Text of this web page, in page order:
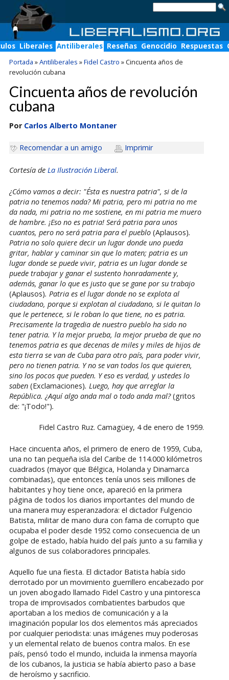
Liberales Antiliberales Reseñas Genocidio Respuestas
Portada »Antiliberales »Fidel Castro »Cincuenta años de
revolución cubana
Cincuenta años de revolución
cubana
Por Carlos Alberto Montaner
Recomendar a un amigo Imprimir
Cortesía de La Ilustración Liberal.
¿Cómo vamos a decir: "Ésta es nuestra patria", si de la
patria no tenemos nada? Mi patria, pero mi patria no me
da nada, mi patria no me sostiene, en mi patria me muero
de hambre. ¡Eso no es patria! Será patria para unos
cuantos, pero no será patria para el pueblo (Aplausos).
Patria no solo quiere decir un lugar donde uno pueda
gritar, hablar y caminar sin que lo maten; patria es un
lugar donde se puede vivir, patria es un lugar donde se
puede trabajar y ganar el sustento honradamente y,
además, ganar lo que es justo que se gane por su trabajo
(Aplausos). Patria es el lugar donde no se explota al
ciudadano, porque si explotan al ciudadano, si le quitan lo
que le pertenece, si le roban lo que tiene, no es patria.
Precisamente la tragedia de nuestro pueblo ha sido no
tener patria. Y la mejor prueba, la mejor prueba de que no
tenemos patria es que decenas de miles y miles de hijos de
esta tierra se van de Cuba para otro país, para poder vivir,
pero no tienen patria. Y no se van todos los que quieren,
sino los pocos que pueden. Y eso es verdad, y ustedes lo
saben (Exclamaciones). Luego, hay que arreglar la
República. ¿Aquí algo anda mal o todo anda mal?(gritos
de: "¡Todo!").
Fidel Castro Ruz. Camagüey, 4 de enero de 1959.
Hace cincuenta años, el primero de enero de 1959, Cuba,
una no tan pequeña isla del Caribe de 114.000 kilómetros
cuadrados (mayor que Bélgica, Holanda y Dinamarca
combinadas), que entonces tenía unos seis millones de
habitantes y hoy tiene once, apareció en la primera
página de todos los diarios importantes del mundo de
una manera muy esperanzadora: el dictador Fulgencio
Batista, militar de mano dura con fama de corrupto que
ocupaba el poder desde 1952 como consecuencia de un
golpe de estado, había huido del país junto a su familia y
algunos de sus colaboradores principales.
Aquello fue una fiesta. El dictador Batista había sido
derrotado por un movimiento guerrillero encabezado por
un joven abogado llamado Fidel Castro y una pintoresca
tropa de improvisados combatientes barbudos que
aportaban a los medios de comunicación y a la
imaginación popular los dos elementos más apreciados
por cualquier periodista: unas imágenes muy poderosas
y un elemental relato de buenos contra malos. En ese
país, pensó todo el mundo, incluida la inmensa mayoría
de los cubanos, la justicia se había abierto paso a base
de heroísmo y sacrificio.